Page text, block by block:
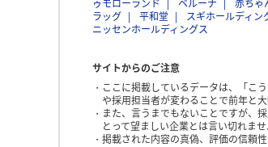
ゥモローランド
ベルーナ 赤ちゃ
ラッグ
平和堂 スギホールディン
ニッセンホールディングス
サイトからのご注意
ここに掲載しているデータは、「こ
や採用担当者が変わることで前年と
また、言うまでもないことですが、
とって望ましい企業とは言い切れま
掲載された内容の真偽、評価の信頼